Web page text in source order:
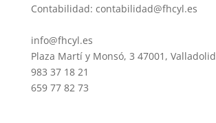
Contabilidad: contabilidad@fhcyl.es
info@fhcyl.es
Plaza Martí y Monsó, 3 47001, Valladolid
983 37 18 21
659 77 82 73